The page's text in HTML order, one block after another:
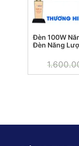
Đèn 100W
Đèn Năng